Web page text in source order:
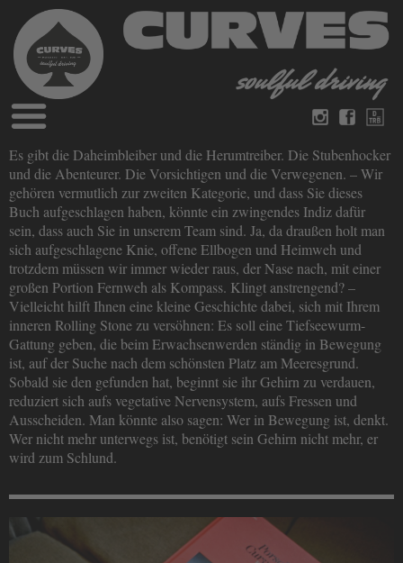
Blog
Magazine
Bücher
Videos
Deutsch Englisch
über Curves
Impressum
Datenschutz
Kontakt
Es gibt die Daheimbleiber und die Herumtreiber. Die Stubenhocker
und die Abenteurer. Die Vorsichtigen und die Verwegenen. – Wir
gehören vermutlich zur zweiten Kategorie, und dass Sie dieses
Buch aufgeschlagen haben, könnte ein zwingendes Indiz dafür
sein, dass auch Sie in unserem Team sind. Ja, da draußen holt man
sich aufgeschlagene Knie, offene Ellbogen und Heimweh und
trotzdem müssen wir immer wieder raus, der Nase nach, mit einer
großen Portion Fernweh als Kompass. Klingt anstrengend? –
Vielleicht hilft Ihnen eine kleine Geschichte dabei, sich mit Ihrem
inneren Rolling Stone zu versöhnen: Es soll eine Tiefseewurm-
Gattung geben, die beim Erwachsenwerden ständig in Bewegung
ist, auf der Suche nach dem schönsten Platz am Meeresgrund.
Sobald sie den gefunden hat, beginnt sie ihr Gehirn zu verdauen,
reduziert sich aufs vegetative Nervensystem, aufs Fressen und
Ausscheiden. Man könnte also sagen: Wer in Bewegung ist, denkt.
Wer nicht mehr unterwegs ist, benötigt sein Gehirn nicht mehr, er
wird zum Schlund.